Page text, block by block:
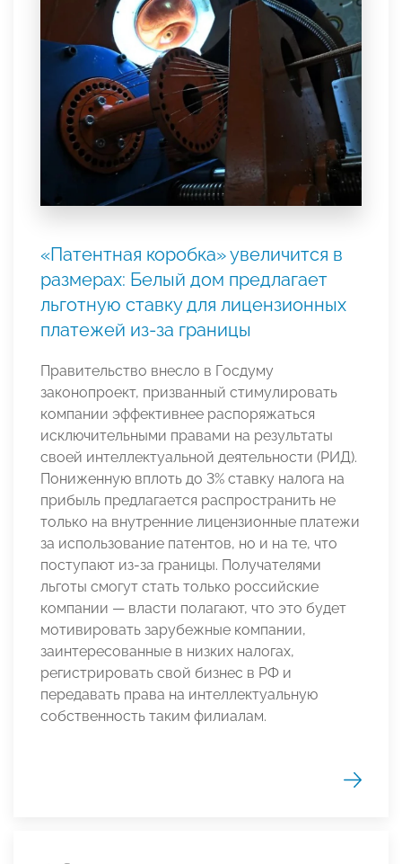
«Патентная коробка» увеличится в
размерах: Белый дом предлагает
льготную ставку для лицензионных
платежей из-за границы
Правительство внесло в Госдуму
законопроект, призванный стимулировать
компании эффективнее распоряжаться
исключительными правами на результаты
своей интеллектуальной деятельности (РИД).
Пониженную вплоть до 3% ставку налога на
прибыль предлагается распространить не
только на внутренние лицензионные платежи
за использование патентов, но и на те, что
поступают из-за границы. Получателями
льготы смогут стать только российские
компании — власти полагают, что это будет
мотивировать зарубежные компании,
заинтересованные в низких налогах,
регистрировать свой бизнес в РФ и
передавать права на интеллектуальную
собственность таким филиалам.